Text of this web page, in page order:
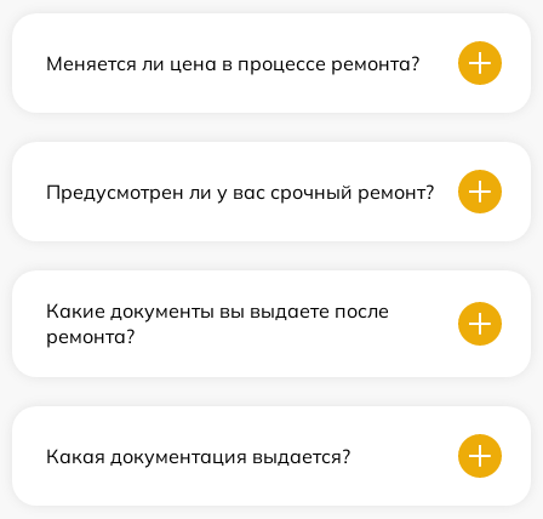
Меняется ли цена в процессе ремонта?
Предусмотрен ли у вас срочный ремонт?
Какие документы вы выдаете после
ремонта?
Какая документация выдается?